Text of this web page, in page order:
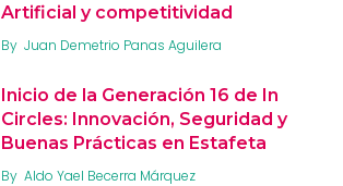
Artificial y competitividad
By Juan Demetrio Panas Aguilera
Inicio de la Generación 16 de In
Circles: Innovación, Seguridad y
Buenas Prácticas en Estafeta
By Aldo Yael Becerra Márquez